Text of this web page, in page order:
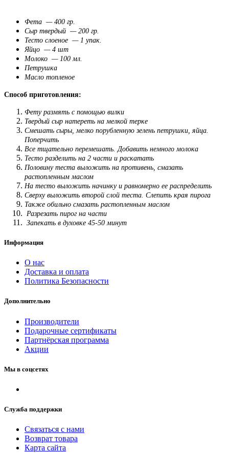
Фета — 400 гр.
Сыр твердый — 200 гр.
Тесто слоеное — 1 упак.
Яйцо — 4 шт
Молоко — 100 мл.
Петрушка
Масло топленое
Способ приготовления:
Фету размять с помощью вилки
Твердый сыр натереть на мелкой терке
Смешать сыры, мелко порубленную зелень петрушки, яйца.
Поперчить
Все тщательно перемешать. Добавить немного молока
Тесто разделить на 2 части и раскатать
Половину теста выложить на противень, смазать
растопленным маслом
На тесто выложить начинку и равномерно ее распределить
Сверху выложить второй слой теста. Слепить края пирога
Также обильно смазать растопленным маслом
Разрезать пирог на части
Запекать в духовке 45-50 минут
Информация
О нас
Доставка и оплата
Политика Безопасности
Дополнительно
Производители
Подарочные сертификаты
Партнёрская программа
Акции
Мы в соцсетях
Служба поддержки
Связаться с нами
Возврат товара
Карта сайта